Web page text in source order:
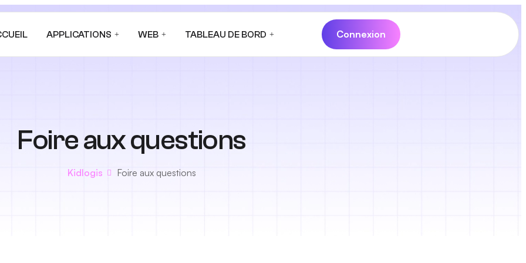
APPLICATIONS WEB TABLEAU DE BORD Connexion
Foire aux questions
Kidlogis Foire aux questions